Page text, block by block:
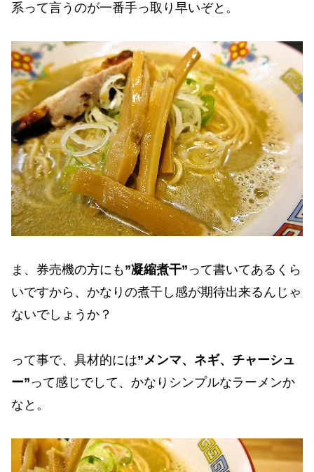
系って言うのが一番手っ取り早いぞと。
ま、券売機の方にも”凝縮煮干”って書いてあるくら
いですから、かなりの煮干し感が期待出来るんじゃ
ないでしょうか？
って事で、具材的には”メンマ、ネギ、チャーシュ
ー”って感じでして、かなりシンプルなラーメンか
なと。